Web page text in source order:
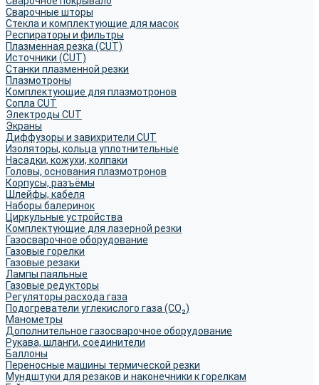
Сварочные шторы
Стекла и комплектующие для масок
Респираторы и фильтры
Плазменная резка (CUT)
Источники (CUT)
Станки плазменной резки
Плазмотроны
Комплектующие для плазмотронов
Сопла CUT
Электроды CUT
Экраны
Диффузоры и завихрители CUT
Изоляторы, кольца уплотнительные
Насадки, кожухи, колпаки
Головы, основания плазмотронов
Корпусы, разъёмы
Шлейфы, кабеля
Наборы балеринок
Циркульные устройства
Комплектующие для лазерной резки
Газосварочное оборудование
Газовые горелки
Газовые резаки
Лампы паяльные
Газовые редукторы
Регуляторы расхода газа
Подогреватели углекислого газа (CO₂)
Манометры
Дополнительное газосварочное оборудование
Рукава, шланги, соединители
Баллоны
Переносные машины термической резки
Мундштуки для резаков и наконечники к горелкам